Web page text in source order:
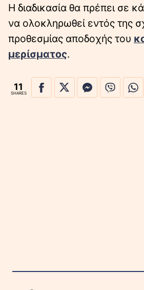
Η διαδικασία θα πρέπει σε
να ολοκληρωθεί εντός της
προθεσμίας αποδοχής του
μερίσματος.
11
SHARES